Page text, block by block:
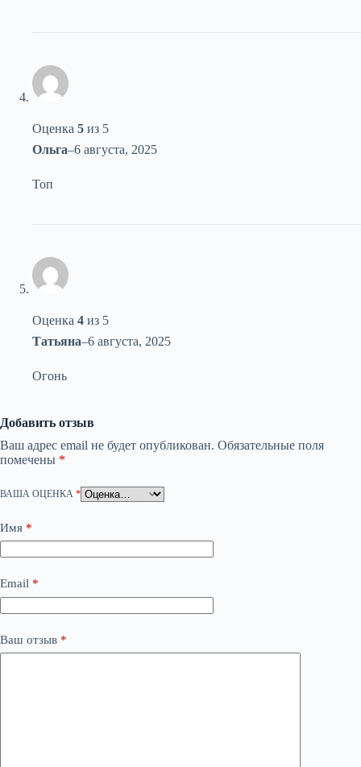
Оценка 5 из 5
Ольга–6 августа, 2025
Топ
Оценка 4 из 5
Татьяна–6 августа, 2025
Огонь
Добавить отзыв
Ваш адрес email не будет опубликован. Обязательные поля
помечены *
ВАША ОЦЕНКА *
Имя *
Email *
Ваш отзыв *